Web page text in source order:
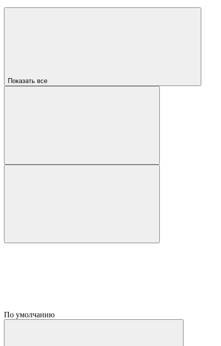
Показать все
По умолчанию